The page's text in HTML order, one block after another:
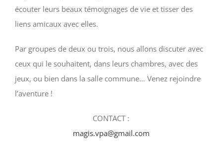
écouter leurs beaux témoignages de vie et tisser des
liens amicaux avec elles.
Par groupes de deux ou trois, nous allons discuter avec
ceux qui le souhaitent, dans leurs chambres, avec des
jeux, ou bien dans la salle commune… Venez rejoindre
l’aventure !
CONTACT :
magis.vpa@gmail.com